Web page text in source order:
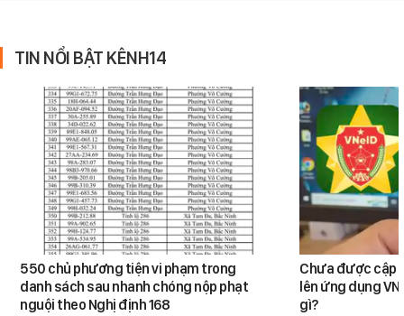
TIN NỔI BẬT KÊNH14
550 chủ phương tiện vi phạm trong
danh sách sau nhanh chóng nộp phạt
nguội theo Nghị định 168
Chưa được cập
lên ứng dụng
gì?